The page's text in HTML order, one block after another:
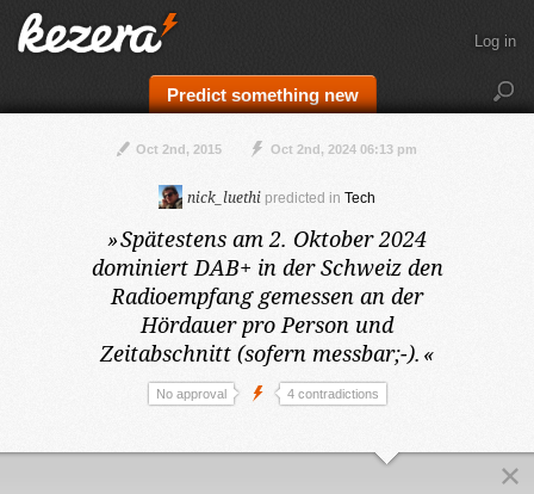
Predict something new
Log in
Oct 2nd, 2015 Oct 2nd, 2024 06:13 pm
nick_luethi predicted in Tech
»Spätestens am 2. Oktober 2024
dominiert DAB+ in der Schweiz den
Radioempfang gemessen an der
Hördauer pro Person und
Zeitabschnitt (sofern messbar;-). «
No approval 4 contradictions